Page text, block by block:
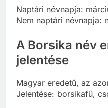
Naptári névnapja:
Nem naptári névnapja:
A Borsika név
jelentése
Magyar eredetű, az
Jelentése: borsikafű,